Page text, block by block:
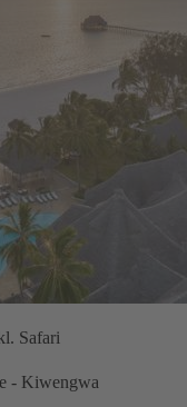
Safari
- Kiwengwa